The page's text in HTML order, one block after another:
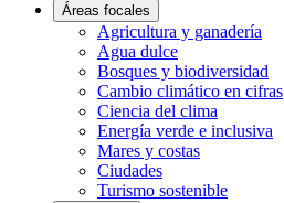
Áreas focales
Agricultura y ganadería
Agua dulce
Bosques y biodiversidad
Cambio climático en cifras
Ciencia del clima
Energía verde e inclusiva
Mares y costas
Ciudades
Turismo sostenible